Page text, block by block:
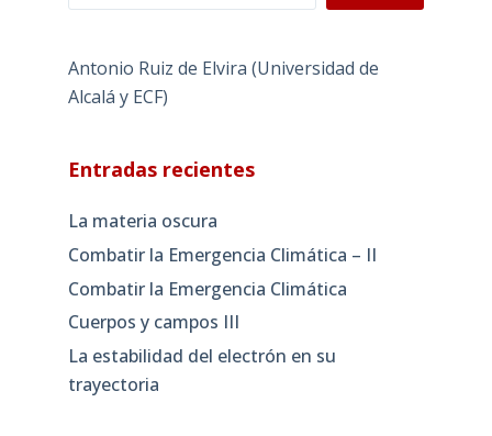
Antonio Ruiz de Elvira (Universidad de
Alcalá y ECF)
Entradas recientes
La materia oscura
Combatir la Emergencia Climática – II
Combatir la Emergencia Climática
Cuerpos y campos III
La estabilidad del electrón en su
trayectoria